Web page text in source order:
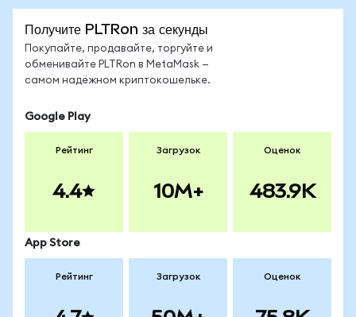
Получите PLTRon за секунды
Покупайте, продавайте, торгуйте и
обменивайте PLTRon в MetaMask —
самом надёжном криптокошельке.
Google Play
Рейтинг
4.4
Загрузок
10M+
Оценок
483.9K
App Store
Рейтинг Загрузок Оценок